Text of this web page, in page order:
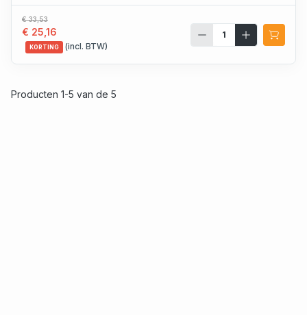
€ 33,53
€ 25,16
KORTING (incl. BTW)
Producten 1-5 van de 5